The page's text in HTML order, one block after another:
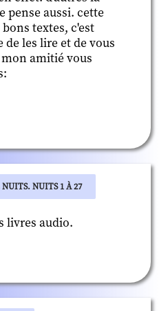
pense aussi. cette
textes, c'est
les lire et de vous
amitié vous
NUITS 1 À 27
livres audio.